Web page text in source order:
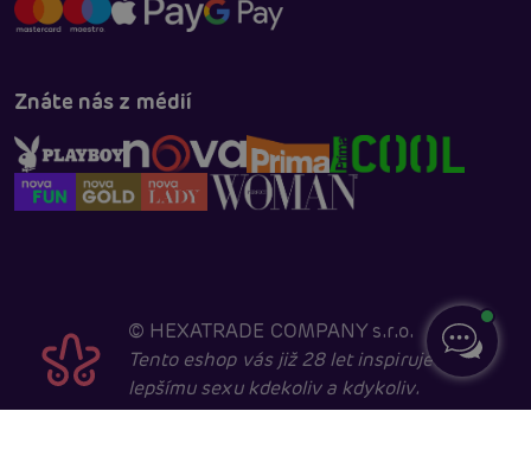
Znáte nás z médií
© HEXATRADE COMPANY s.r.o.
Tento eshop vás již 28 let inspiruje k
lepšímu sexu kdekoliv a kdykoliv.